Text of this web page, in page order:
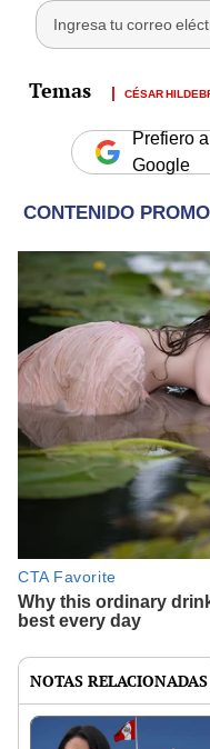
CÉSAR
Prefiero
Google
NOTAS RELACIONADAS